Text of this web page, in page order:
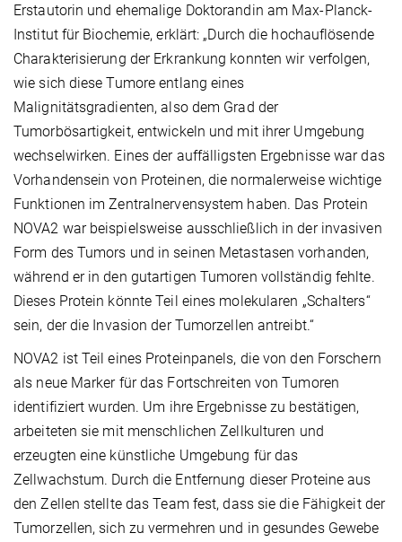
Erstautorin und ehemalige Doktorandin am Max-Planck-
Institut für Biochemie, erklärt: „Durch die hochauflösende
Charakterisierung der Erkrankung konnten wir verfolgen,
wie sich diese Tumore entlang eines
Malignitätsgradienten, also dem Grad der
Tumorbösartigkeit, entwickeln und mit ihrer Umgebung
wechselwirken. Eines der auffälligsten Ergebnisse war das
Vorhandensein von Proteinen, die normalerweise wichtige
Funktionen im Zentralnervensystem haben. Das Protein
NOVA2 war beispielsweise ausschließlich in der invasiven
Form des Tumors und in seinen Metastasen vorhanden,
während er in den gutartigen Tumoren vollständig fehlte.
Dieses Protein könnte Teil eines molekularen „Schalters“
sein, der die Invasion der Tumorzellen antreibt.“
NOVA2 ist Teil eines Proteinpanels, die von den Forschern
als neue Marker für das Fortschreiten von Tumoren
identifiziert wurden. Um ihre Ergebnisse zu bestätigen,
arbeiteten sie mit menschlichen Zellkulturen und
erzeugten eine künstliche Umgebung für das
Zellwachstum. Durch die Entfernung dieser Proteine aus
den Zellen stellte das Team fest, dass sie die Fähigkeit der
Tumorzellen, sich zu vermehren und in gesundes Gewebe